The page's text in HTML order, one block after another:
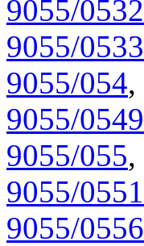
9055/0532
9055/0533
9055/054,
9055/0549
9055/055,
9055/0551
9055/0556